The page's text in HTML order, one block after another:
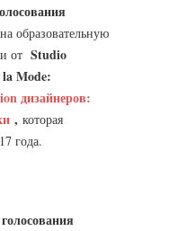
на образовательную
от Studio
Mode:
дизайнеров:
, которая
года.